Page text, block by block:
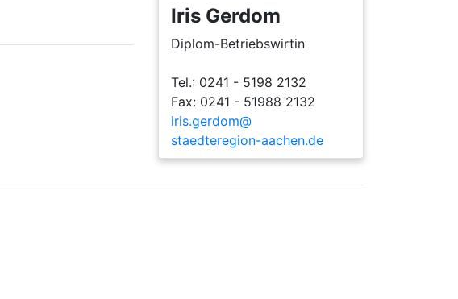
Iris Gerdom
Diplom-Betriebswirtin
Tel.: 0241 - 5198 2132
Fax: 0241 - 51988 2132
iris.gerdom@
staedteregion-aachen.de